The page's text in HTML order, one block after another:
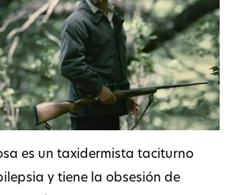
es un taxidermista taciturno
y tiene la obsesión de